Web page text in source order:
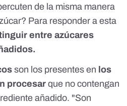
de la misma manera
Para responder a esta
entre azúcares
son los presentes en los
procesar que no contengan
añadido. "Son